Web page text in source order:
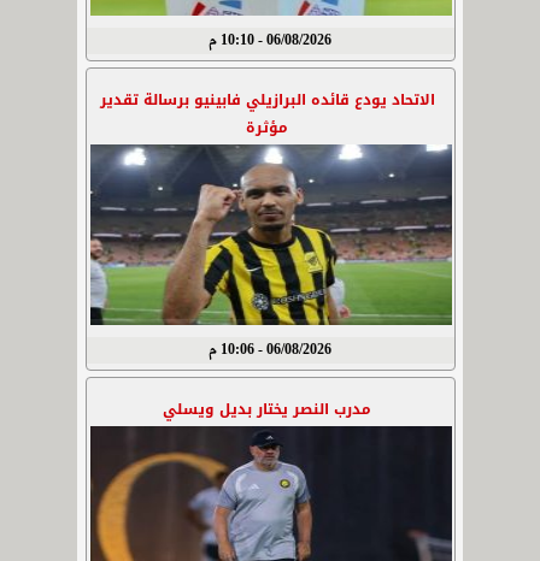
06/08/2026 - 10:10 م
الاتحاد يودع قائده البرازيلي فابينيو برسالة تقدير
مؤثرة
06/08/2026 - 10:06 م
مدرب النصر يختار بديل ويسلي